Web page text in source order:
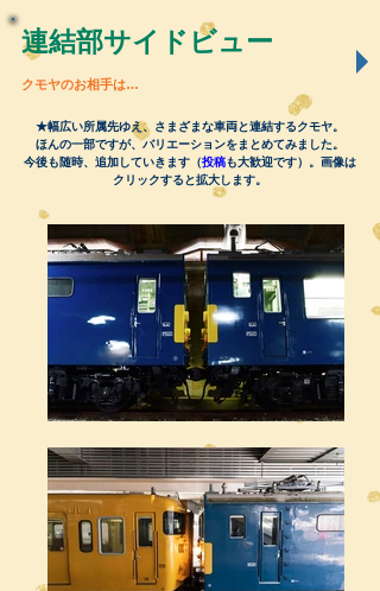
連結部サイドビュー
クモヤのお相手は…
★幅広い所属先ゆえ、さまざまな車両と連結するクモヤ。
ほんの一部ですが、バリエーションをまとめてみました。
今後も随時、追加していきます（投稿も大歓迎です）。画像は
クリックすると拡大します。